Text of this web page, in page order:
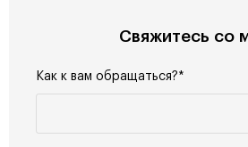
Свяжитесь со
Как к вам обращаться?*